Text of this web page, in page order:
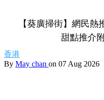
【葵廣掃街】網民熱
甜點推介
香港
By May chan on 07 Aug 2026